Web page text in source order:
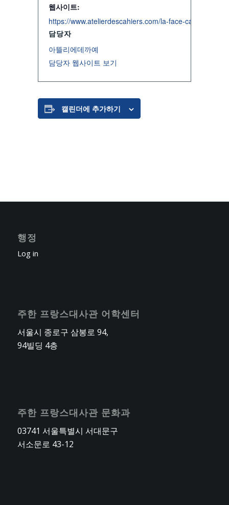
웹사이트:
https://www.atelierdescahiers.com/la-face-
담당자
아뜰리에데까예
담당자 웹사이트 보기
캘린더에 추가하기
행정
Log in
주한 프랑스대사관 어학센터
서울시 종로구 삼봉로 94,
94빌딩 4층
주한 프랑스대사관 문화과
03741 서울특별시 서대문구
서소문로 43-12